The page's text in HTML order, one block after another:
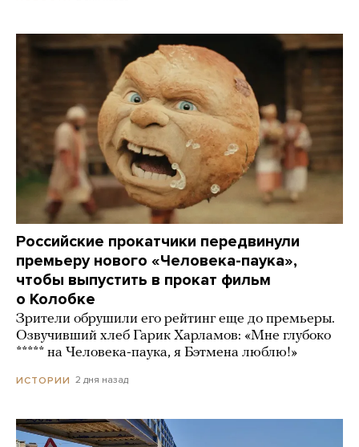
Российские прокатчики передвинули
премьеру нового «Человека-паука»,
чтобы выпустить в прокат фильм
о Колобке
Зрители обрушили его рейтинг еще до премьеры.
Озвучивший хлеб Гарик Харламов: «Мне глубоко
***** на Человека-паука, я Бэтмена люблю!»
ИСТОРИИ 2 дня назад